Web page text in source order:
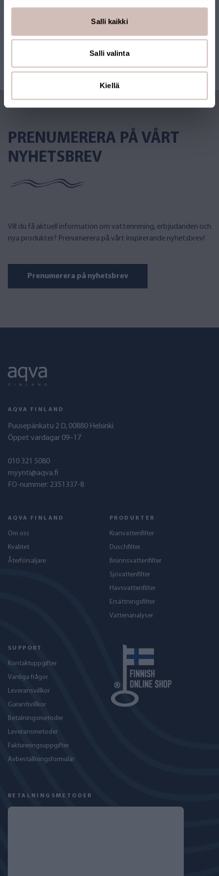
Salli kaikki
Salli valinta
Kiellä
PRENUMERERA PÅ VÅRT
NYHETSBREV
Vill du få aktuell information om vattenrening, erbjudanden och
nya produkter? Prenumerera på vårt inspirerande nyhetsbrev!
Prenumerera på nyhetsbrev
AQVA FINLAND
Puusepänkatu 2 D, 00880 Helsinki
Öppet vardagar 09–17
010 321 5080
myynti@aqva.fi
FO-nummer: 2351337-8
AQVA FINLAND
Om oss
Kvalitet
Återförsäljare
PRODUKTER
Kranvattenfilter
Duschfilter
Brunnsvattenfilter
Sjövattenfilter
Havs­vattenfilter
Ersättningsfilter
Vattenanalyser
SUPPORT
Kontaktuppgifter
Vanliga frågor
Leveransvillkor
Garantivillkor
Betalningsmetoder
Leveransmetoder
Faktureringsuppgifter
Avbeställningsformulär
BETALNINGSMETODER